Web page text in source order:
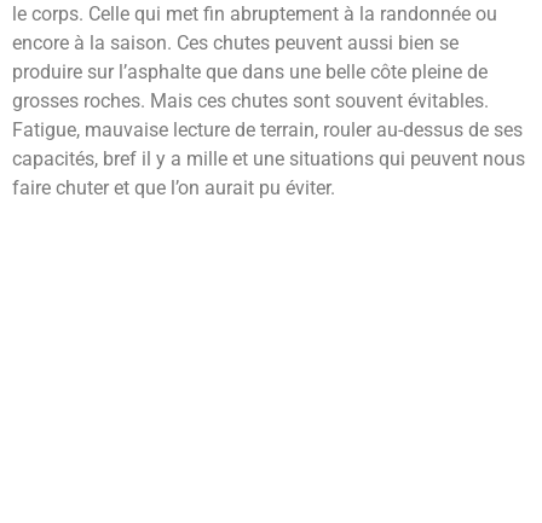
le corps. Celle qui met fin abruptement à la randonnée ou
encore à la saison. Ces chutes peuvent aussi bien se
produire sur l’asphalte que dans une belle côte pleine de
grosses roches. Mais ces chutes sont souvent évitables.
Fatigue, mauvaise lecture de terrain, rouler au-dessus de ses
capacités, bref il y a mille et une situations qui peuvent nous
faire chuter et que l’on aurait pu éviter.